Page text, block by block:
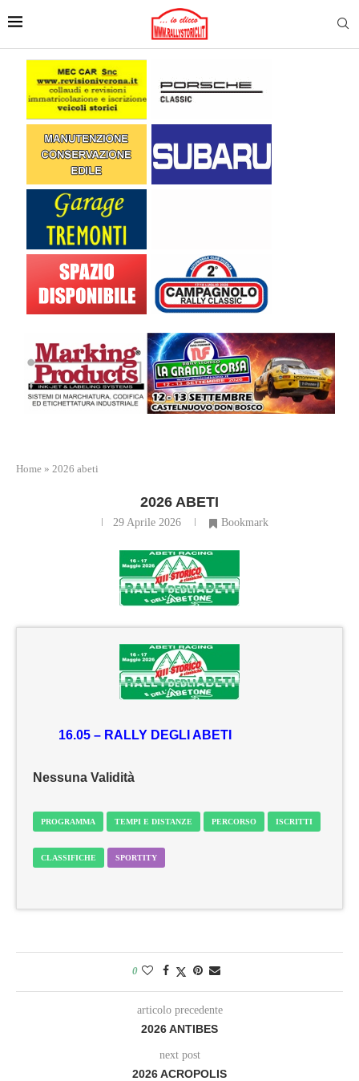
Home » 2026 abeti
2026 ABETI
29 Aprile 2026 Bookmark
16.05 – RALLY DEGLI ABETI
Nessuna Validità
PROGRAMMA TEMPI E DISTANZE PERCORSO ISCRITTI
CLASSIFICHE SPORTITY
0
articolo precedente
2026 ANTIBES
next post
2026 ACROPOLIS